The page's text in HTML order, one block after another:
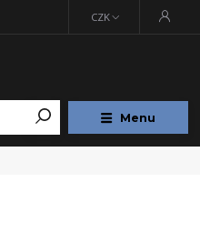
Menu
CZK